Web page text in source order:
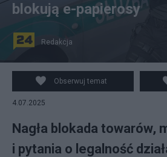
blokują e-papierosy
Redakcja
Obserwuj temat
4.07.2025
Nagła blokada towarów,
i pytania o legalność